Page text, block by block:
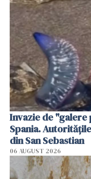
Invazie de
Spania.
din San Sebastian
06 AUGUST 2026